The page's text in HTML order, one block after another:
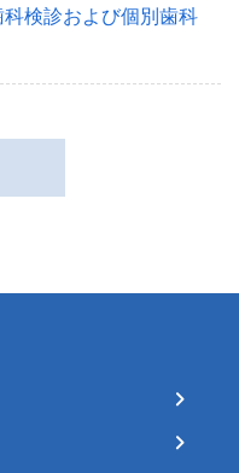
検診および個別歯科